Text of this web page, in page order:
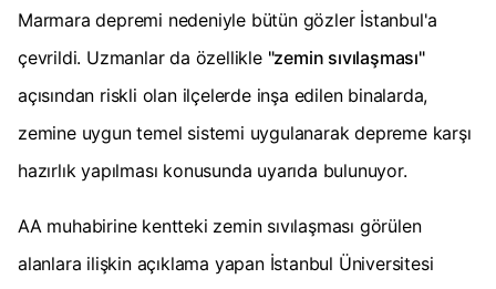
Marmara depremi nedeniyle bütün gözler İstanbul'a
çevrildi. Uzmanlar da özellikle "zemin sıvılaşması"
açısından riskli olan ilçelerde inşa edilen binalarda,
zemine uygun temel sistemi uygulanarak depreme karşı
hazırlık yapılması konusunda uyarıda bulunuyor.
AA muhabirine kentteki zemin sıvılaşması görülen
alanlara ilişkin açıklama yapan İstanbul Üniversitesi